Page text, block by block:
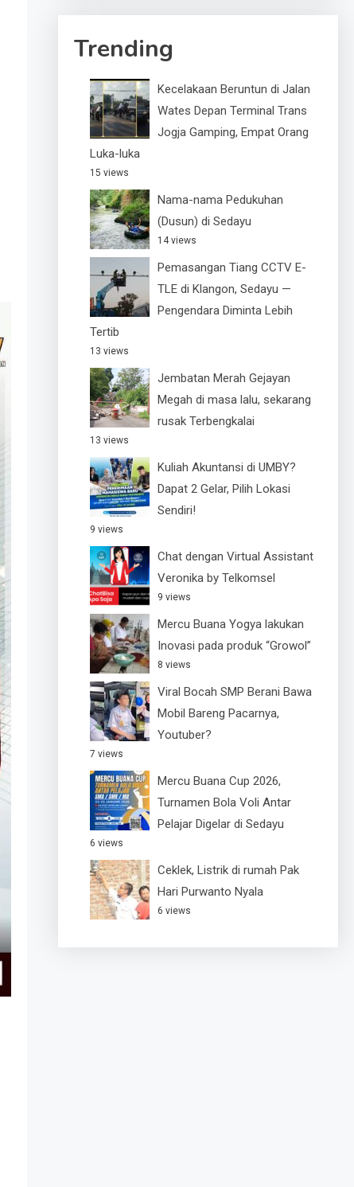
Trending
Kecelakaan Beruntun di Jalan
Wates Depan Terminal Trans
Jogja Gamping, Empat Orang
Luka-luka
15 views
Nama-nama Pedukuhan
(Dusun) di Sedayu
14 views
Pemasangan Tiang CCTV E-
TLE di Klangon, Sedayu —
Pengendara Diminta Lebih
Tertib
13 views
Jembatan Merah Gejayan
Megah di masa lalu, sekarang
rusak Terbengkalai
13 views
Kuliah Akuntansi di UMBY?
Dapat 2 Gelar, Pilih Lokasi
Sendiri!
9 views
Chat dengan Virtual Assistant
Veronika by Telkomsel
9 views
Mercu Buana Yogya lakukan
Inovasi pada produk “Growol”
8 views
Viral Bocah SMP Berani Bawa
Mobil Bareng Pacarnya,
Youtuber?
7 views
Mercu Buana Cup 2026,
Turnamen Bola Voli Antar
Pelajar Digelar di Sedayu
6 views
Ceklek, Listrik di rumah Pak
Hari Purwanto Nyala
6 views